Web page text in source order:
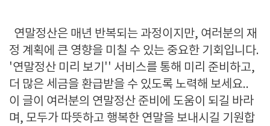
연말정산은 매년 반복되는 과정이지만, 여러분의 재
정 계획에 큰 영향을 미칠 수 있는 중요한 기회입니다.
'연말정산 미리 보기'' 서비스를 통해 미리 준비하고,
더 많은 세금을 환급받을 수 있도록 노력해 보세요..
이 글이 여러분의 연말정산 준비에 도움이 되길 바라
며, 모두가 따뜻하고 행복한 연말을 보내시길 기원합